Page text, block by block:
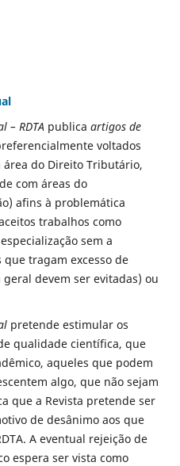
– RDTApublica artigos de
voltados
do Direito Tributário,
com áreas do
afins à problemática
trabalhos como
sem a
que tragam excesso de
devem ser evitadas) ou
pretende estimular os
qualidade científica, que
aqueles que podem
algo, que não sejam
que a Revista pretende ser
de desânimo aos que
A eventual rejeição de
espera ser vista como